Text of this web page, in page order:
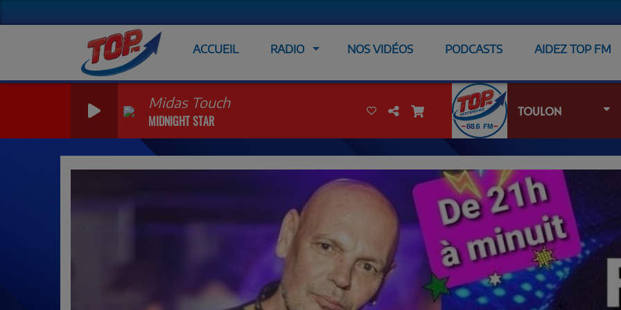
ACCUEIL RADIO NOS VIDÉOS PODCASTS AIDEZ TOP FM
Midas Touch
MIDNIGHT STAR
TOULON